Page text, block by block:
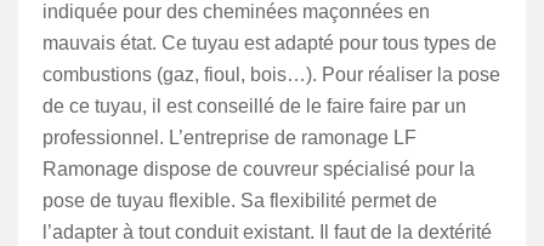
indiquée pour des cheminées maçonnées en
mauvais état. Ce tuyau est adapté pour tous types de
combustions (gaz, fioul, bois…). Pour réaliser la pose
de ce tuyau, il est conseillé de le faire faire par un
professionnel. L’entreprise de ramonage LF
Ramonage dispose de couvreur spécialisé pour la
pose de tuyau flexible. Sa flexibilité permet de
l’adapter à tout conduit existant. Il faut de la dextérité